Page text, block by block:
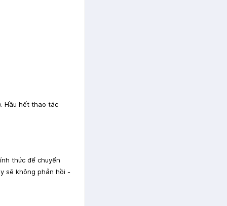
Hầu hết thao tác
thức để chuyển
sẽ không phản hồi -